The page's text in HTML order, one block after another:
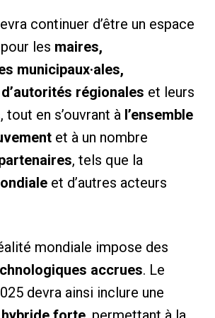
continuer d’être un espace
les maires,
municipaux·ales,
régionales et leurs
, tout en s’ouvrant à l’ensemble
et à un nombre
, tels que la
et d’autres acteurs
mondiale impose des
accrues. Le
devra ainsi inclure une